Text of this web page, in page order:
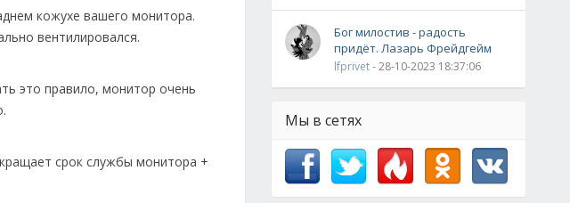
кожухе вашего монитора.
вентилировался.
это правило, монитор очень
срок службы монитора +
Бог милостив - радость
придёт. Лазарь Фрейдгейм
lfprivet- 28-10-2023 18:37:06
Мы в сетях